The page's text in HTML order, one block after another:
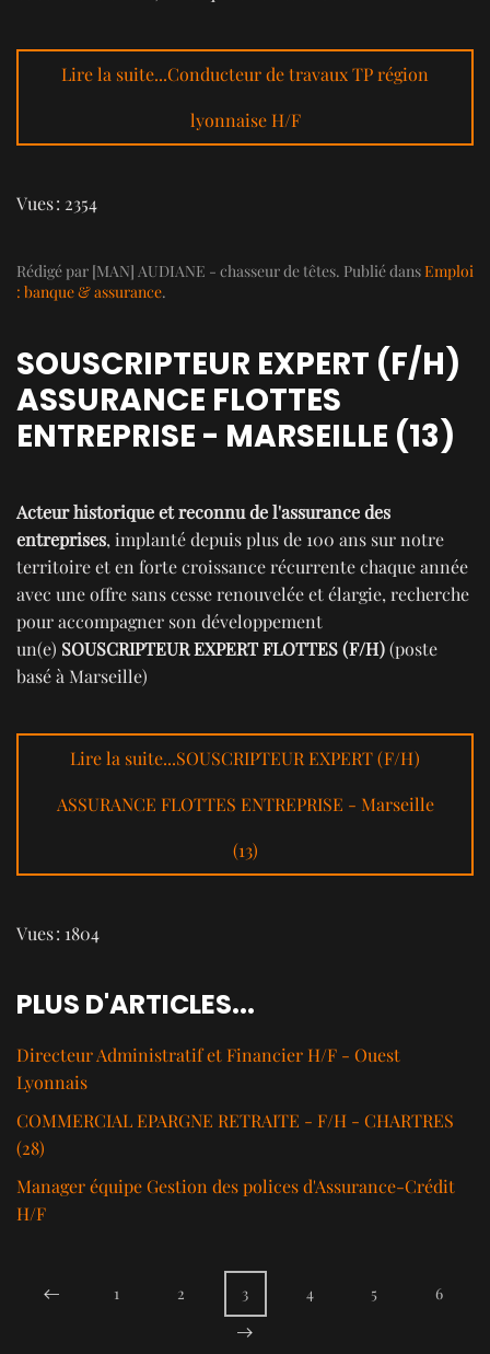
Lire la suite...Conducteur de travaux TP région
lyonnaise H/F
Vues : 2354
Rédigé par [MAN] AUDIANE - chasseur de têtes. Publié dansEmploi
: banque & assurance.
SOUSCRIPTEUR EXPERT (F/H)
ASSURANCE FLOTTES
ENTREPRISE - MARSEILLE (13)
Acteur historique et reconnu de l'assurance des
entreprises, implanté depuis plus de 100 ans sur notre
territoire et en forte croissance récurrente chaque année
avec une offre sans cesse renouvelée et élargie, recherche
pour accompagner son développement
un(e) SOUSCRIPTEUR EXPERT FLOTTES (F/H)(poste
basé à Marseille)
Lire la suite...SOUSCRIPTEUR EXPERT (F/H)
ASSURANCE FLOTTES ENTREPRISE - Marseille
(13)
Vues : 1804
PLUS D'ARTICLES...
Directeur Administratif et Financier H/F - Ouest
Lyonnais
COMMERCIAL EPARGNE RETRAITE - F/H - CHARTRES
(28)
Manager équipe Gestion des polices d'Assurance-Crédit
H/F
1 2 3 4 5 6